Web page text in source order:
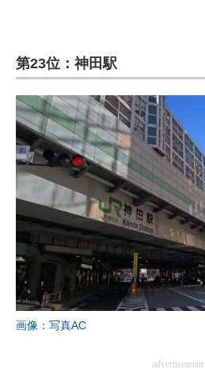
エネルギーの専門メディア
建設×テクノロジーの最前線
ちょっと気になるネットの話題
第23位：神田駅
画像：写真AC
advertisement